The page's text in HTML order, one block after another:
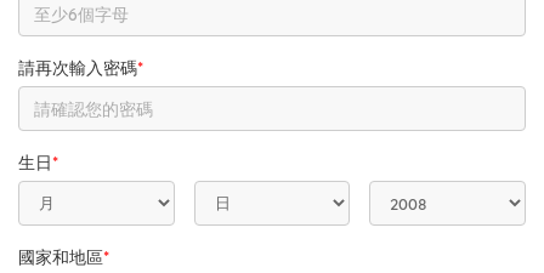
請再次輸入密碼*
生日 *
國家和地區*